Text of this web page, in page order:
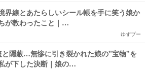
界線とあたらしいシール帳を手に笑う娘か
が教わったこと｜…
ゆずプー
と隠蔽…無惨に引き裂かれた娘の"宝物"を
が下した決断｜娘の…